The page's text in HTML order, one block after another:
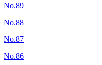
No.89
No.88
No.87
No.86